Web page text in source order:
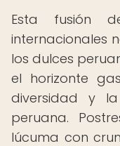
Esta fusión
internacionales
los dulces
el horizonte
diversidad y
peruana.
lúcuma con